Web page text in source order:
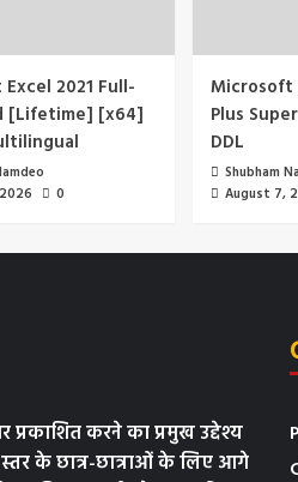
2021 Full-
[Lifetime] [x64]
0
Microsoft
Plus
DDL
Shubham
August 7,
प्रकाशित करने का प्रमुख उद्देश्य
के छात्र-छात्राओं के लिए आगे